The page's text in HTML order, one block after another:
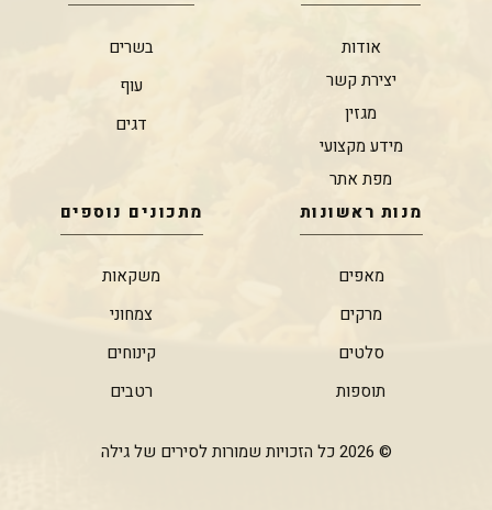
אודות
יצירת קשר
מגזין
מידע מקצועי
מפת אתר
בשרים
עוף
דגים
מנות ראשונות
מאפים
מרקים
סלטים
תוספות
מתכונים נוספים
משקאות
צמחוני
קינוחים
רטבים
© 2026 כל הזכויות שמורות לסירים של גילה